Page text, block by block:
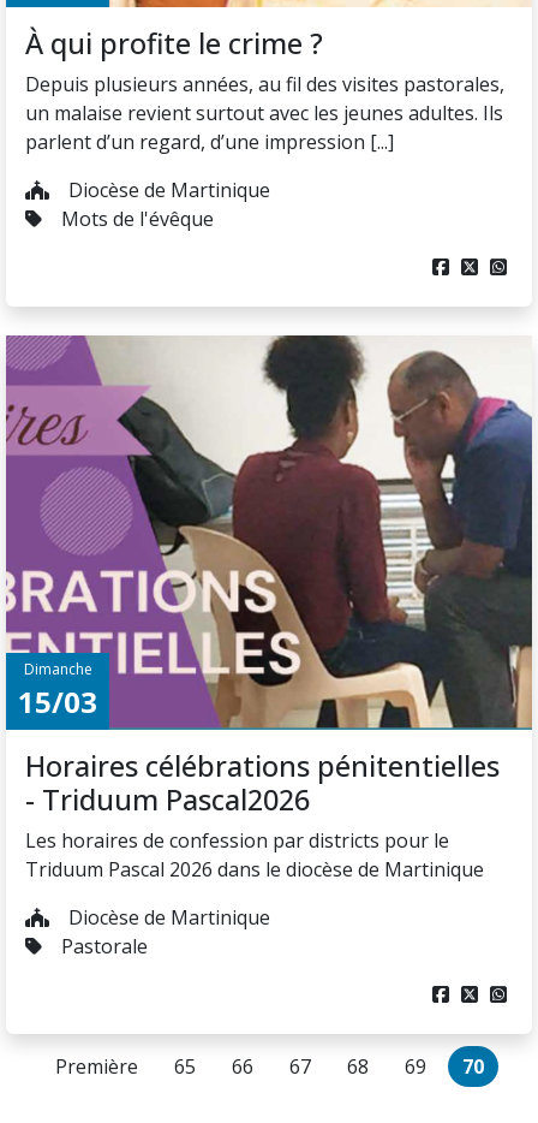
À qui profite le crime ?
Depuis plusieurs années, au fil des visites pastorales,
un malaise revient surtout avec les jeunes adultes. Ils
parlent d’un regard, d’une impression [...]
Diocèse de Martinique
Mots de l'évêque
  
Dimanche
15/03
Horaires célébrations pénitentielles
- Triduum Pascal2026
Les horaires de confession par districts pour le
Triduum Pascal 2026 dans le diocèse de Martinique
Diocèse de Martinique
Pastorale
  
Première 65 66 67 68 69 70